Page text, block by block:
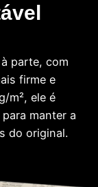
parte, com
firme e
m², ele é
manter a
do original.